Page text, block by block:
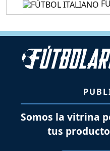
Somos la vitrina
tus